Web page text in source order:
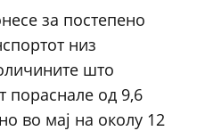
за постепено
низ
што
пораснале од 9,6
во мај на околу 12